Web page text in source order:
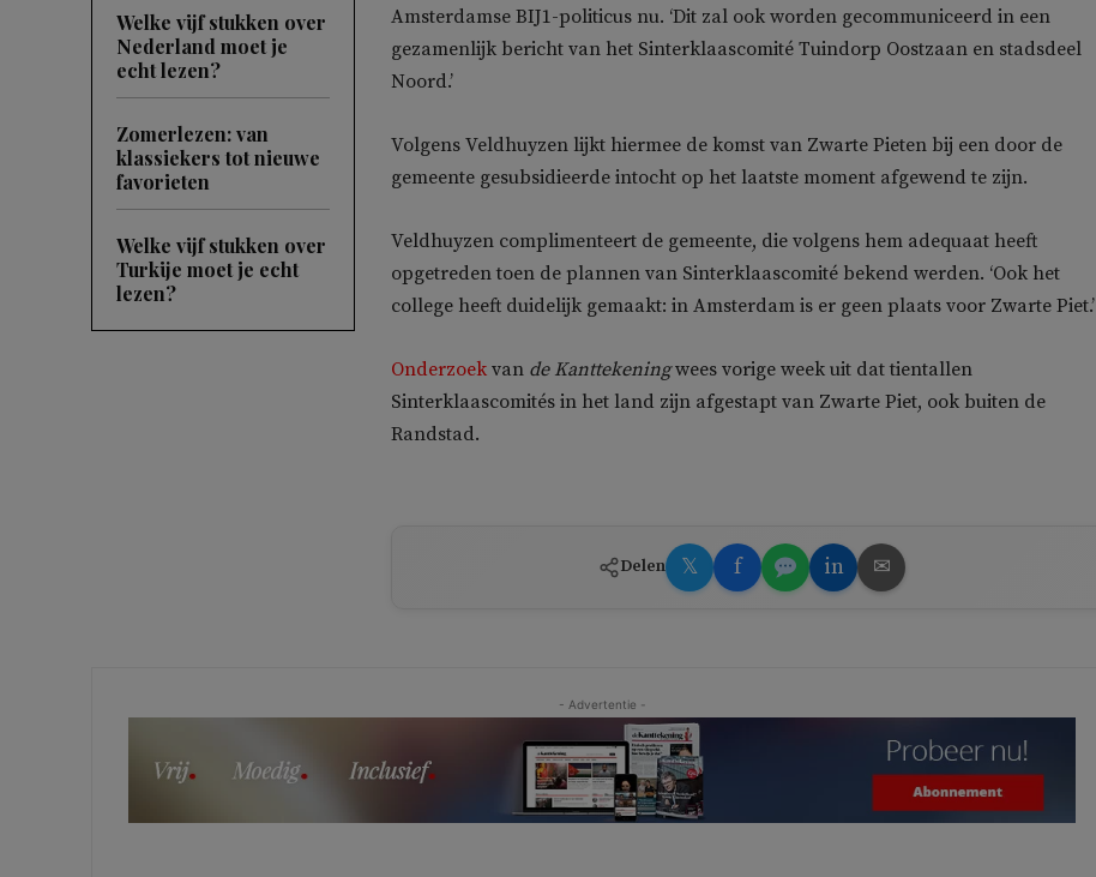
Welke vijf stukken over
Nederland moet je
echt lezen?
Zomerlezen: van
klassiekers tot nieuwe
favorieten
Welke vijf stukken over
Turkije moet je echt
lezen?
Amsterdamse BIJ1-politicus nu. ‘Dit zal ook worden gecommuniceerd in een
gezamenlijk bericht van het Sinterklaascomité Tuindorp Oostzaan en stadsdeel
Noord.’
Volgens Veldhuyzen lijkt hiermee de komst van Zwarte Pieten bij een door de
gemeente gesubsidieerde intocht op het laatste moment afgewend te zijn.
Veldhuyzen complimenteert de gemeente, die volgens hem adequaat heeft
opgetreden toen de plannen van Sinterklaascomité bekend werden. ‘Ook het
college heeft duidelijk gemaakt: in Amsterdam is er geen plaats voor Zwarte Piet.’
Onderzoek van de Kanttekeningwees vorige week uit dat tientallen
Sinterklaascomités in het land zijn afgestapt van Zwarte Piet, ook buiten de
Randstad.
Delen 𝕏 f in ✉
- Advertentie -